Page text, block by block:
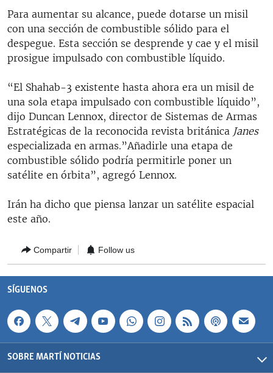
LA INVASIÓN DE RUSIA A UCRANIA
Para aumentar su alcance, puede dotarse un misil
con una sección de combustible sólido para el
despegue. Esta sección se desprende y cae y el misil
prosigue impulsado con combustible líquido.
“El Shahab-3 existente hasta ahora era un misil de
una sola etapa impulsado con combustible líquido”,
dijo Duncan Lennox, director de Sistemas de Armas
Estratégicas de la reconocida revista británica Janes
especializada en armas.”Añadirle una etapa de
combustible sólido podría permitirle poner un
satélite en órbita”, agregó Lennox.
Irán ha dicho que piensa lanzar un satélite espacial
este año.
Compartir Follow us
SÍGUENOS
SOBRE MARTÍ NOTICIAS